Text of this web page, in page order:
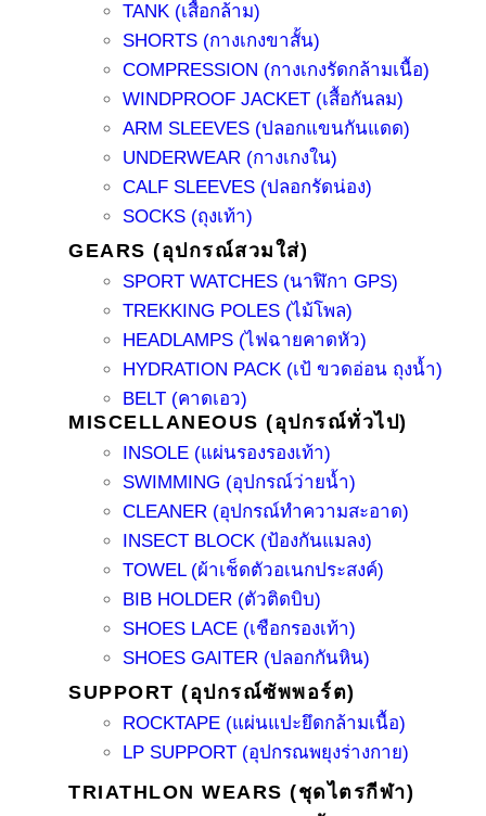
TANK (เสื้อกล้าม)
SHORTS (กางเกงขาสั้น)
COMPRESSION (กางเกงรัดกล้ามเนื้อ)
WINDPROOF JACKET (เสื้อกันลม)
ARM SLEEVES (ปลอกแขนกันแดด)
UNDERWEAR (กางเกงใน)
CALF SLEEVES (ปลอกรัดน่อง)
SOCKS (ถุงเท้า)
GEARS (อุปกรณ์สวมใส่)
SPORT WATCHES (นาฬิกา GPS)
TREKKING POLES (ไม้โพล)
HEADLAMPS (ไฟฉายคาดหัว)
HYDRATION PACK (เป้ ขวดอ่อน ถุงน้ำ)
BELT (คาดเอว)
MISCELLANEOUS (อุปกรณ์ทั่วไป)
INSOLE (แผ่นรองรองเท้า)
SWIMMING (อุปกรณ์ว่ายน้ำ)
CLEANER (อุปกรณ์ทำความสะอาด)
INSECT BLOCK (ป้องกันแมลง)
TOWEL (ผ้าเช็ดตัวอเนกประสงค์)
BIB HOLDER (ตัวติดบิบ)
SHOES LACE (เชือกรองเท้า)
SHOES GAITER (ปลอกกันหิน)
SUPPORT (อุปกรณ์ซัพพอร์ต)
ROCKTAPE (แผ่นแปะยึดกล้ามเนื้อ)
LP SUPPORT (อุปกรณพยุงร่างกาย)
TRIATHLON WEARS (ชุดไตรกีฬา)